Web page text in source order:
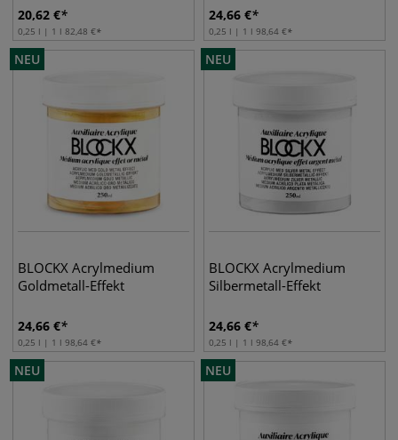
20,62 €
0,25 l | 1 l 82,48 €
24,66 €
0,25 l | 1 l 98,64 €
NEU
BLOCKX Acrylmedium
Goldmetall-Effekt
24,66 €
0,25 l | 1 l 98,64 €
NEU
BLOCKX Acrylmedium
Silbermetall-Effekt
24,66 €
0,25 l | 1 l 98,64 €
NEU NEU